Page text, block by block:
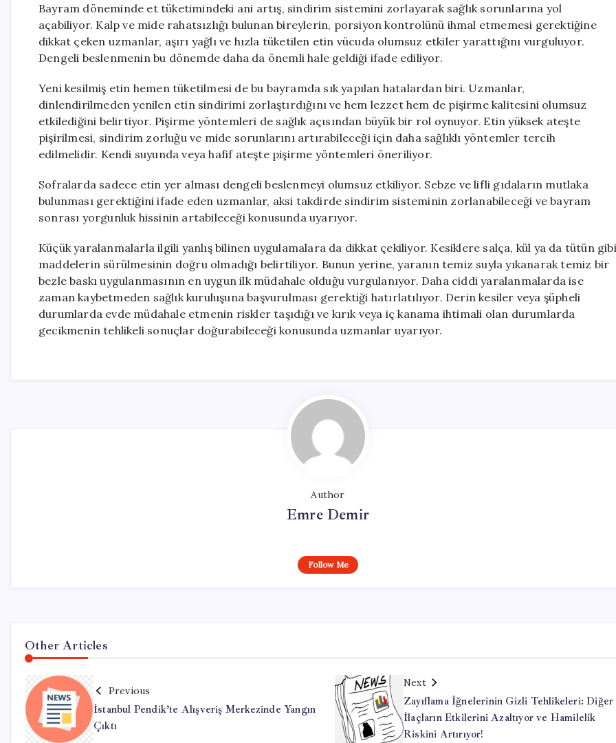
için
Bayram döneminde et tüketimindeki ani artış, sindirim sistemini zorlayarak sağlık sorunlarına yol
açabiliyor. Kalp ve mide rahatsızlığı bulunan bireylerin, porsiyon kontrolünü ihmal etmemesi gerektiğine
dikkat çeken uzmanlar, aşırı yağlı ve hızla tüketilen etin vücuda olumsuz etkiler yarattığını vurguluyor.
Dengeli beslenmenin bu dönemde daha da önemli hale geldiği ifade ediliyor.
Yeni kesilmiş etin hemen tüketilmesi de bu bayramda sık yapılan hatalardan biri. Uzmanlar,
dinlendirilmeden yenilen etin sindirimi zorlaştırdığını ve hem lezzet hem de pişirme kalitesini olumsuz
etkilediğini belirtiyor. Pişirme yöntemleri de sağlık açısından büyük bir rol oynuyor. Etin yüksek ateşte
pişirilmesi, sindirim zorluğu ve mide sorunlarını artırabileceği için daha sağlıklı yöntemler tercih
edilmelidir. Kendi suyunda veya hafif ateşte pişirme yöntemleri öneriliyor.
Sofralarda sadece etin yer alması dengeli beslenmeyi olumsuz etkiliyor. Sebze ve lifli gıdaların mutlaka
bulunması gerektiğini ifade eden uzmanlar, aksi takdirde sindirim sisteminin zorlanabileceği ve bayram
sonrası yorgunluk hissinin artabileceği konusunda uyarıyor.
Küçük yaralanmalarla ilgili yanlış bilinen uygulamalara da dikkat çekiliyor. Kesiklere salça, kül ya da tütün gibi
maddelerin sürülmesinin doğru olmadığı belirtiliyor. Bunun yerine, yaranın temiz suyla yıkanarak temiz bir
bezle baskı uygulanmasının en uygun ilk müdahale olduğu vurgulanıyor. Daha ciddi yaralanmalarda ise
zaman kaybetmeden sağlık kuruluşuna başvurulması gerektiği hatırlatılıyor. Derin kesiler veya şüpheli
durumlarda evde müdahale etmenin riskler taşıdığı ve kırık veya iç kanama ihtimali olan durumlarda
gecikmenin tehlikeli sonuçlar doğurabileceği konusunda uzmanlar uyarıyor.
Author
Emre Demir
Follow Me
Other Articles
Previous
İstanbul Pendik’te Alışveriş Merkezinde Yangın
Çıktı
Next
Zayıflama İğnelerinin Gizli Tehlikeleri: Diğer
İlaçların Etkilerini Azaltıyor ve Hamilelik
Riskini Artırıyor!